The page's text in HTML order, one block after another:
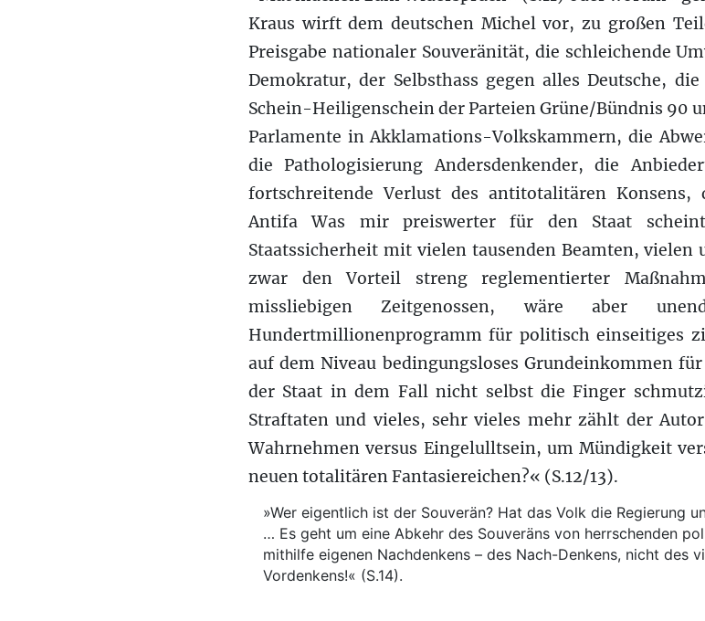
Kraus wirft dem deutschen Michel vor, zu großen
Preisgabe nationaler Souveränität, die schleichende
Demokratur, der Selbsthass gegen alles Deutsche,
Schein-Heiligenschein der Parteien Grüne/Bündnis 90
Parlamente in Akklamations-Volkskammern, die
die Pathologisierung Andersdenkender, die
fortschreitende Verlust des antitotalitären
Antifa Was mir preiswerter für den Staat
Staatssicherheit mit vielen tausenden Beamten,
zwar den Vorteil streng reglementierter
missliebigen Zeitgenossen, wäre aber
Hundertmillionenprogramm für politisch einseitiges
auf dem Niveau bedingungsloses Grundeinkommen
der Staat in dem Fall nicht selbst die Finger
Straftaten und vieles, sehr vieles mehr zählt der
Wahrnehmen versus Eingelulltsein, um Mündigkeit
neuen totalitären Fantasiereichen?« (S.12/13).
»Wer eigentlich ist der Souverän? Hat das Volk die Regierung
… Es geht um eine Abkehr des Souveräns von herrschenden
mithilfe eigenen Nachdenkens – des Nach-Denkens, nicht des
Vordenkens!« (S.14).